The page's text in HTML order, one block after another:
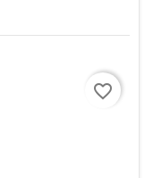
favorite_border